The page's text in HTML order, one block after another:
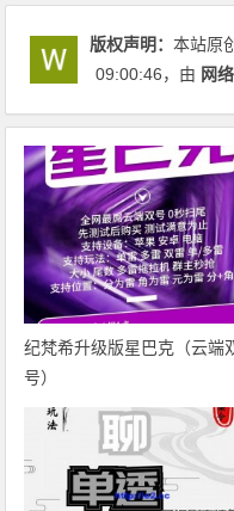
版权声明：本站原
09:00:46，由 网
纪梵希升级版星巴克（云端
号）